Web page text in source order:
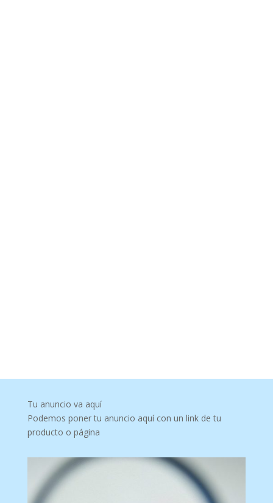
Tu anuncio va aquí
Podemos poner tu anuncio aquí con un link de tu
producto o página